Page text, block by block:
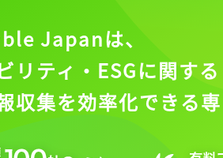
Japanは、
リティ・ESGに関する
収集を効率化できる